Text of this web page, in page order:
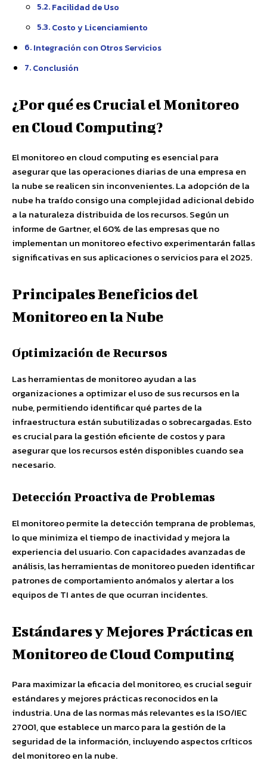
Facilidad de Uso
Costo y Licenciamiento
Integración con Otros Servicios
Conclusión
¿Por qué es Crucial el Monitoreo
en Cloud Computing?
El monitoreo en cloud computing es esencial para
asegurar que las operaciones diarias de una empresa en
la nube se realicen sin inconvenientes. La adopción de la
nube ha traído consigo una complejidad adicional debido
a la naturaleza distribuida de los recursos. Según un
informe de Gartner, el 60% de las empresas que no
implementan un monitoreo efectivo experimentarán fallas
significativas en sus aplicaciones o servicios para el 2025.
Principales Beneficios del
Monitoreo en la Nube
Optimización de Recursos
Las herramientas de monitoreo ayudan a las
organizaciones a optimizar el uso de sus recursos en la
nube, permitiendo identificar qué partes de la
infraestructura están subutilizadas o sobrecargadas. Esto
es crucial para la gestión eficiente de costos y para
asegurar que los recursos estén disponibles cuando sea
necesario.
Detección Proactiva de Problemas
El monitoreo permite la detección temprana de problemas,
lo que minimiza el tiempo de inactividad y mejora la
experiencia del usuario. Con capacidades avanzadas de
análisis, las herramientas de monitoreo pueden identificar
patrones de comportamiento anómalos y alertar a los
equipos de TI antes de que ocurran incidentes.
Estándares y Mejores Prácticas en
Monitoreo de Cloud Computing
Para maximizar la eficacia del monitoreo, es crucial seguir
estándares y mejores prácticas reconocidos en la
industria. Una de las normas más relevantes es la ISO/IEC
27001, que establece un marco para la gestión de la
seguridad de la información, incluyendo aspectos críticos
del monitoreo en la nube.